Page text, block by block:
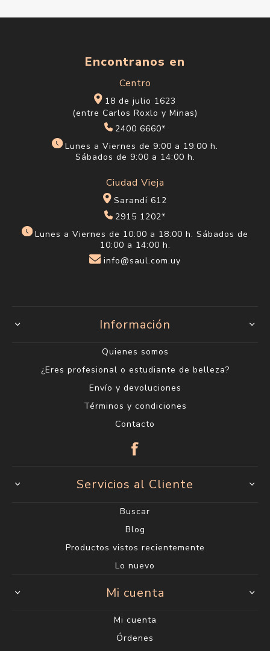
Encontranos en
Centro
18 de julio 1623
(entre Carlos Roxlo y Minas)
2400 6660*
Lunes a Viernes de 9:00 a 19:00 h.
Sábados de 9:00 a 14:00 h.
Ciudad Vieja
Sarandí 612
2915 1202*
Lunes a Viernes de 10:00 a 18:00 h. Sábados de
10:00 a 14:00 h.
info@saul.com.uy
Información
Quienes somos
¿Eres profesional o estudiante de belleza?
Envío y devoluciones
Términos y condiciones
Contacto
Servicios al Cliente
Buscar
Blog
Productos vistos recientemente
Lo nuevo
Mi cuenta
Mi cuenta
Órdenes